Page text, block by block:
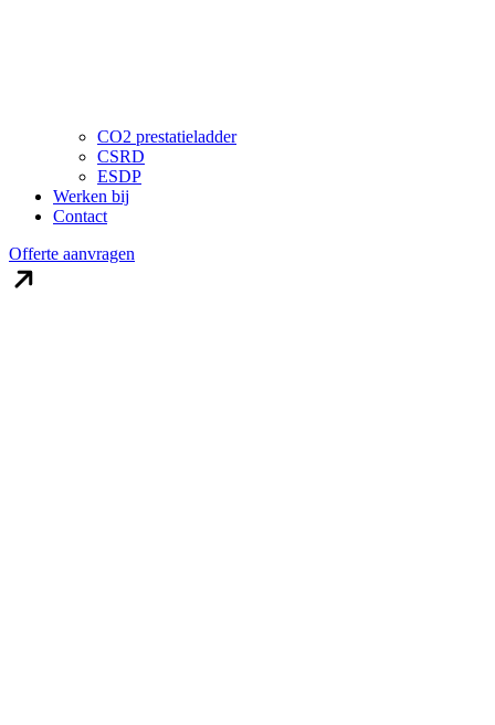
CO2 prestatieladder
CSRD
ESDP
Werken bij
Contact
Offerte aanvragen